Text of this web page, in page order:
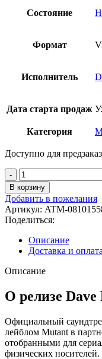
Состояние
Формат
Исполнитель
Дата старта продаж
Категория
Доступно для
Количество
товара
Dave
Porter
-
OST
Pluribus
2xLP
Milk
Vinyl
В корзину
Добавить в пожелания
Артикул: ATM-
Поделиться:
Описание
Доставка и оплата
Описание
О релизе
Официальный
лейблом Mutant в
отобранными для
физических носителей.